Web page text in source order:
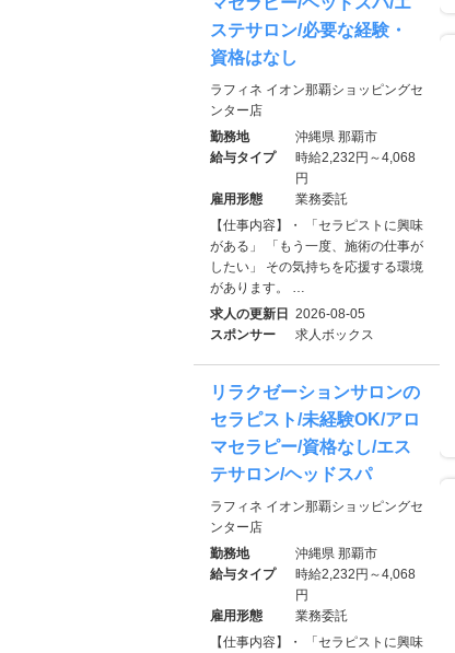
ステサロン/必要な経験・
資格はなし
ラフィネ イオン那覇ショッピングセ
ンター店
勤務地
沖縄県 那覇市
給与タイプ
時給2,232円～4,068
円
雇用形態
業務委託
【仕事内容】・ 「セラピストに興味
がある」 「もう一度、施術の仕事が
したい」 その気持ちを応援する環境
があります。 …
求人の更新日 2026-08-05
スポンサー
求人ボックス
リラクゼーションサロンの
セラピスト/未経験OK/アロ
マセラピー/資格なし/エス
テサロン/ヘッドスパ
ラフィネ イオン那覇ショッピングセ
ンター店
勤務地
沖縄県 那覇市
給与タイプ
時給2,232円～4,068
円
雇用形態
業務委託
【仕事内容】・ 「セラピストに興味